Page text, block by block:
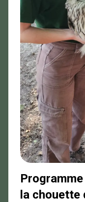
la chouette